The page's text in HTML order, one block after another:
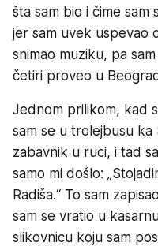
šta sam bio i čime sam
jer sam uvek uspevao
snimao muziku, pa
četiri proveo u
Jednom prilikom, kad
sam se u trolejbusu ka
zabavnik u ruci, i tad
samo mi došlo:
Radiša.“ To sam
sam se vratio u
slikovnicu koju sam